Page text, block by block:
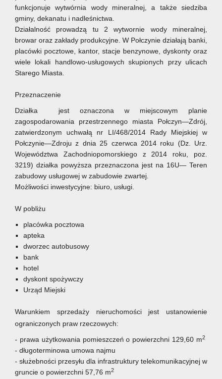
funkcjonuje wytwórnia wody mineralnej, a także siedziba
gminy, dekanatu i nadleśnictwa.
Działalność prowadzą tu 2 wytwornie wody mineralnej,
browar oraz zakłady produkcyjne. W Połczynie działają banki,
placówki pocztowe, kantor, stacje benzynowe, dyskonty oraz
wiele lokali handlowo-usługowych skupionych przy ulicach
Starego Miasta.
Przeznaczenie
Działka jest oznaczona w miejscowym planie
zagospodarowania przestrzennego miasta Połczyn—Zdrój,
zatwierdzonym uchwałą nr LI/468/2014 Rady Miejskiej w
Połczynie—Zdroju z dnia 25 czerwca 2014 roku (Dz. Urz.
Województwa Zachodniopomorskiego z 2014 roku, poz.
3219) działka powyższa przeznaczona jest na 16U— Teren
zabudowy usługowej w zabudowie zwartej.
Możliwości inwestycyjne: biuro, usługi.
W pobliżu
placówka pocztowa
apteka
dworzec autobusowy
bank
hotel
dyskont spożywczy
Urząd Miejski
Warunkiem sprzedaży nieruchomości jest ustanowienie
ograniczonych praw rzeczowych:
- prawa użytkowania pomieszczeń o powierzchni 129,60 m2
- długoterminowa umowa najmu
- służebności przesyłu dla infrastruktury telekomunikacyjnej w
gruncie o powierzchni 57,76 m2